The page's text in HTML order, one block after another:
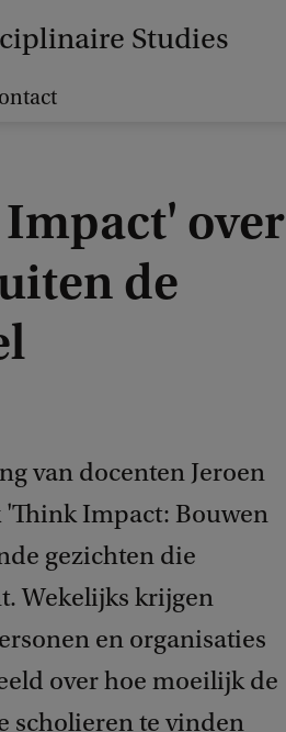
Studies
over
de
van docenten Jeroen
'Think Impact: Bouwen
gezichten die
Wekelijks krijgen
en organisaties
over hoe moeilijk de
scholieren te vinden